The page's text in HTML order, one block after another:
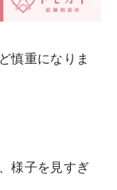
慎重になりま
様子を見すぎ